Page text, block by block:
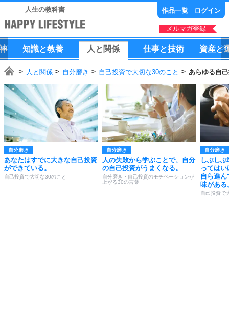
人生の教科書 作品一覧 ログイン
メルマガ登録
知識と教養 人 と 関係 仕事と技術 資産と
人と関係 自分磨き 自己投資で大切な30のこと あらゆる自
自分磨き
あなたはすでに大きな自己投資
ができている。
自己投資で大切な30のこと
自分磨き
人の失敗から学ぶことで、自分
の自己投資がうまくなる。
自分磨き・自己投資のモチベーションが
上がる30の言葉
自分磨き
しぶし
ってはい
自ら進
味がある
自己投資で